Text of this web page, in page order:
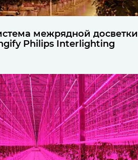
межрядной досветки
Philips Interlighting